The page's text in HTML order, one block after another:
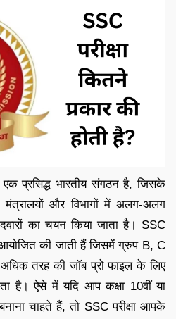
प्रसिद्ध भारतीय संगठन है, जिसके
मंत्रालयों और विभागों में अलग-अलग
का चयन किया जाता है। SSC
आयोजित की जाती हैं जिसमें ग्रुप B, C
तरह की जॉब प्रो फाइल के लिए
है। ऐसे में यदि आप कक्षा 10वीं या
चाहते हैं, तो SSC परीक्षा आपके